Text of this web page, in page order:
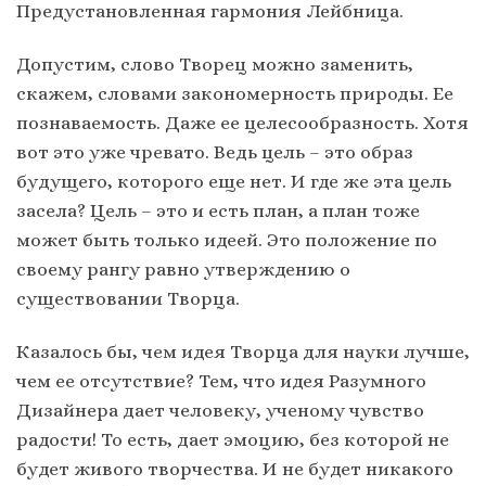
Предустановленная гармония Лейбница.
Допустим, слово Творец можно заменить,
скажем, словами закономерность природы. Ее
познаваемость. Даже ее целесообразность. Хотя
вот это уже чревато. Ведь цель – это образ
будущего, которого еще нет. И где же эта цель
засела? Цель – это и есть план, а план тоже
может быть только идеей. Это положение по
своему рангу равно утверждению о
существовании Творца.
Казалось бы, чем идея Творца для науки лучше,
чем ее отсутствие? Тем, что идея Разумного
Дизайнера дает человеку, ученому чувство
радости! То есть, дает эмоцию, без которой не
будет живого творчества. И не будет никакого